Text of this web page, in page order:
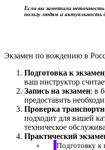
Если вы заметили
пользу людям и актуальность
Экзамен по вождению в
Подготовка к
ваш инструктор
Запись на экзамен: в
предоставить
Проверка
подходит для вашей
техническое
Практический
Подготовку к